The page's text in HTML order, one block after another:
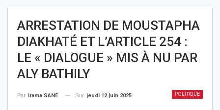
ARRESTATION DE MOUSTAPHA
DIAKHATÉ ET L’ARTICLE 254 :
LE « DIALOGUE » MIS À NU PAR
ALY BATHILY
POLITIQUE
Par Irama SANE Sur jeudi 12 juin 2025